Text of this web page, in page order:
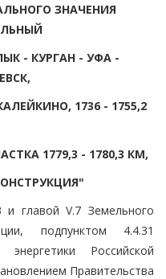
ЗНАЧЕНИЯ
- КУРГАН - УФА -
1736 - 1755,2
1779,3 - 1780,3 КМ,
главой V.7 Земельного
подпунктом 4.4.31
Российской
Правительства